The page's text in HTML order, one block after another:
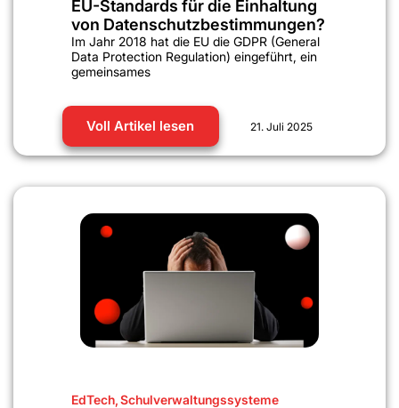
EU-Standards für die Einhaltung
von Datenschutzbestimmungen?
Im Jahr 2018 hat die EU die GDPR (General
Data Protection Regulation) eingeführt, ein
gemeinsames
Voll Artikel lesen 21. Juli 2025
EdTech,Schulverwaltungssysteme